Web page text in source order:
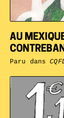
AU
Paru dans